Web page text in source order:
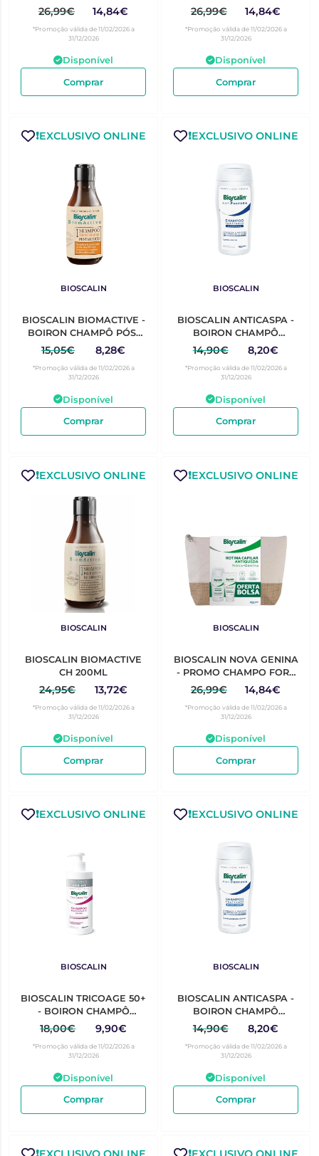
CHAMPÔ FORTIF 200ML +
BÁLS FORTIF 150ML +
OFERTA BOLSA
26,99€ 14,84€
*Promoção válida de 11/02/2026 a
31/12/2026
Disponível
Comprar
TRICOAGE50+
26,99€ 14,84€
*Promoção válida de 11/02/2026 a
31/12/2026
Disponível
Comprar
❗️EXCLUSIVO ONLINE
BIOSCALIN
BIOSCALIN BIOMACTIVE -
BOIRON CHAMPÔ PÓS-
BIÓTICO
SEBORREGULADOR
200ML
15,05€ 8,28€
*Promoção válida de 11/02/2026 a
31/12/2026
Disponível
Comprar
❗️EXCLUSIVO ONLINE
BIOSCALIN
BIOSCALIN ANTICASPA -
BOIRON CHAMPÔ
CALMANTE CABELO
SECO 200ML
14,90€ 8,20€
*Promoção válida de 11/02/2026 a
31/12/2026
Disponível
Comprar
❗️EXCLUSIVO ONLINE
BIOSCALIN
BIOSCALIN BIOMACTIVE
CH 200ML
24,95€ 13,72€
*Promoção válida de 11/02/2026 a
31/12/2026
Disponível
Comprar
❗️EXCLUSIVO ONLINE
BIOSCALIN
BIOSCALIN NOVA GENINA
- PROMO CHAMPO FORT
VOLUMIZANTE 200ML+
CONDICIONADOR FORT
150ML
26,99€ 14,84€
*Promoção válida de 11/02/2026 a
31/12/2026
Disponível
Comprar
❗️EXCLUSIVO ONLINE
BIOSCALIN
BIOSCALIN TRICOAGE 50+
- BOIRON CHAMPÔ
FORTIF 400ML
18,00€ 9,90€
*Promoção válida de 11/02/2026 a
31/12/2026
Disponível
Comprar
❗️EXCLUSIVO ONLINE
BIOSCALIN
BIOSCALIN ANTICASPA -
BOIRON CHAMPÔ
PURIFICANTE CABELO
OLEOSO 200ML
14,90€ 8,20€
*Promoção válida de 11/02/2026 a
31/12/2026
Disponível
Comprar